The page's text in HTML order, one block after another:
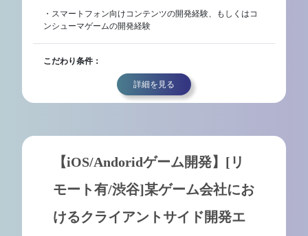
・スマートフォン向けコンテンツの開発経験、もしくはコ
ンシューマゲームの開発経験
こだわり条件：
詳細を見る
【iOS/Andoridゲーム開発】[リ
モート有/渋谷]某ゲーム会社にお
けるクライアントサイド開発エ